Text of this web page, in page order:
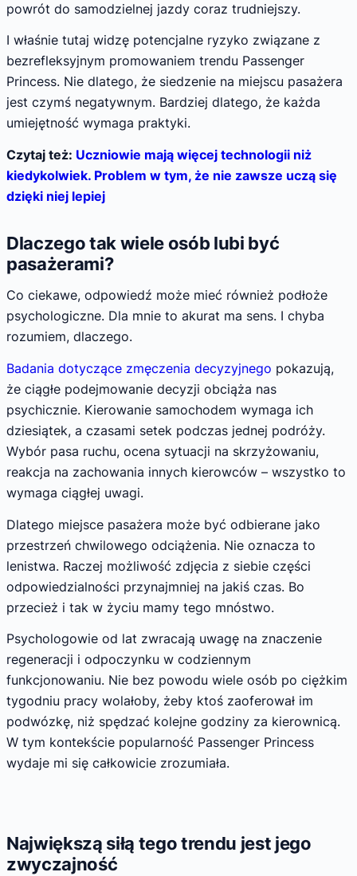
powrót do samodzielnej jazdy coraz trudniejszy.
I właśnie tutaj widzę potencjalne ryzyko związane z
bezrefleksyjnym promowaniem trendu Passenger
Princess. Nie dlatego, że siedzenie na miejscu pasażera
jest czymś negatywnym. Bardziej dlatego, że każda
umiejętność wymaga praktyki.
Czytaj też: Uczniowie mają więcej technologii niż
kiedykolwiek. Problem w tym, że nie zawsze uczą się
dzięki niej lepiej
Dlaczego tak wiele osób lubi być
pasażerami?
Co ciekawe, odpowiedź może mieć również podłoże
psychologiczne. Dla mnie to akurat ma sens. I chyba
rozumiem, dlaczego.
Badania dotyczące zmęczenia decyzyjnego pokazują,
że ciągłe podejmowanie decyzji obciąża nas
psychicznie. Kierowanie samochodem wymaga ich
dziesiątek, a czasami setek podczas jednej podróży.
Wybór pasa ruchu, ocena sytuacji na skrzyżowaniu,
reakcja na zachowania innych kierowców – wszystko to
wymaga ciągłej uwagi.
Dlatego miejsce pasażera może być odbierane jako
przestrzeń chwilowego odciążenia. Nie oznacza to
lenistwa. Raczej możliwość zdjęcia z siebie części
odpowiedzialności przynajmniej na jakiś czas. Bo
przecież i tak w życiu mamy tego mnóstwo.
Psychologowie od lat zwracają uwagę na znaczenie
regeneracji i odpoczynku w codziennym
funkcjonowaniu. Nie bez powodu wiele osób po ciężkim
tygodniu pracy wolałoby, żeby ktoś zaoferował im
podwózkę, niż spędzać kolejne godziny za kierownicą.
W tym kontekście popularność Passenger Princess
wydaje mi się całkowicie zrozumiała.
Największą siłą tego trendu jest jego
zwyczajność